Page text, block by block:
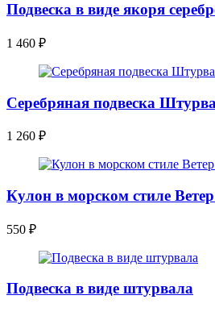
Подвеска в виде якоря
1 460 ₽
Серебряная подвеска
1 260 ₽
Кулон в морском стиле
550 ₽
Подвеска в виде штурвала